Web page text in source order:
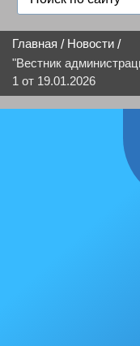
Главная / Новости /
"Вестник
1 от 19.01.2026